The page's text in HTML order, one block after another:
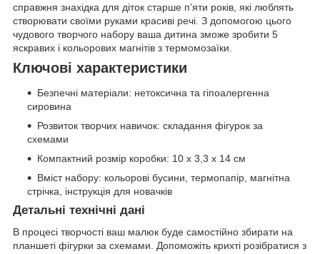
справжня знахідка для діток старше п’яти років, які люблять
створювати своїми руками красиві речі. З допомогою цього
чудового творчого набору ваша дитина зможе зробити 5
яскравих і кольорових магнітів з термомозаїки.
Ключові характеристики
Безпечні матеріали: нетоксична та гіпоалергенна
сировина
Розвиток творчих навичок: складання фігурок за
схемами
Компактний розмір коробки: 10 х 3,3 х 14 см
Вміст набору: кольорові бусини, термопапір, магнітна
стрічка, інструкція для новачків
Детальні технічні дані
В процесі творчості ваш малюк буде самостійно збирати на
планшеті фігурки за схемами. Допоможіть крихті розібратися з